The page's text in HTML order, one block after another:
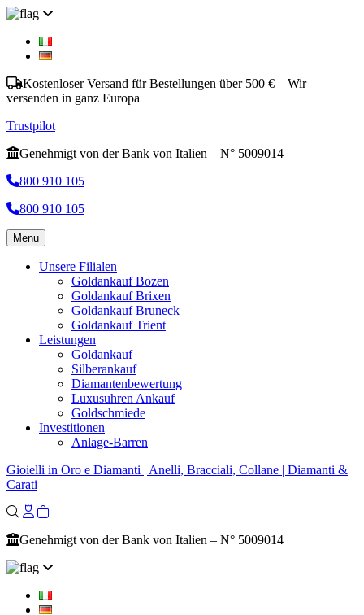
Kostenloser Versand für Bestellungen über 500 € – Wir
versenden in ganz Europa
Trustpilot
Genehmigt von der Bank von Italien – N° 5009014
800 910 105
800 910 105
Menu
Unsere Filialen
Goldankauf Bozen
Goldankauf Brixen
Goldankauf Bruneck
Goldankauf Trient
Leistungen
Goldankauf
Silberankauf
Diamantenbewertung
Luxusuhren Ankauf
Goldschmiede
Investitionen
Anlage-Barren
Gioielli in Oro e Diamanti | Anelli, Bracciali, Collane | Diamanti &
Carati
Genehmigt von der Bank von Italien – N° 5009014